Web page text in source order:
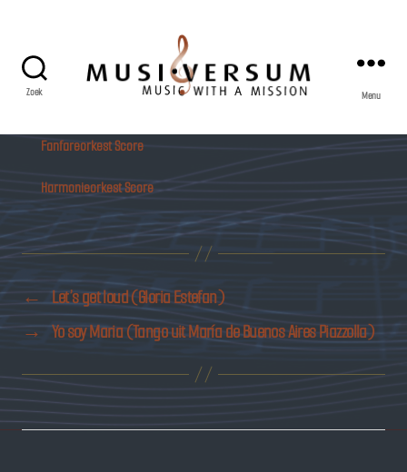
Zoek Menu
Fanfareorkest Score
Harmonieorkest Score
← Let’s get loud (Gloria Estefan)
→ Yo soy Maria (Tango uit María de Buenos Aires Piazzolla)